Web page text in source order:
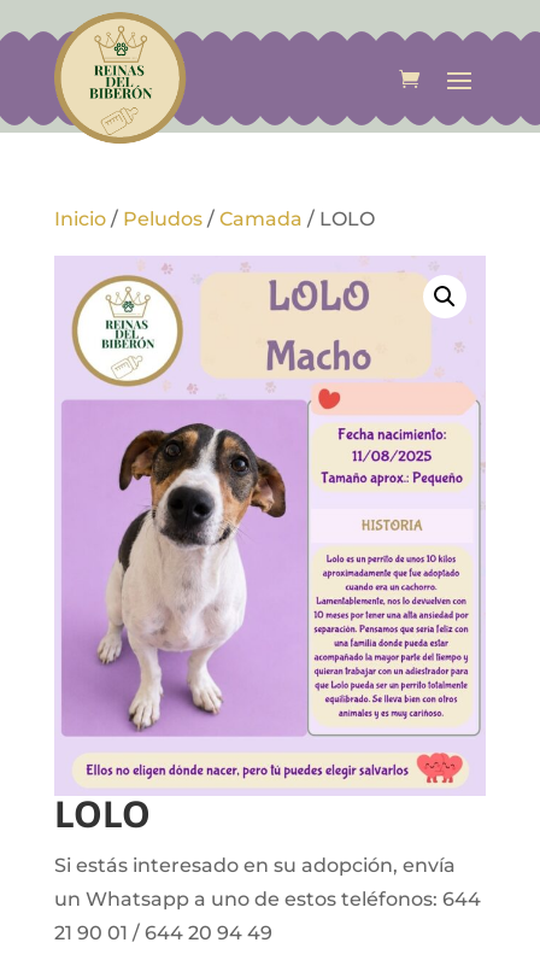
Inicio/ Peludos/ Camada / LOLO
LOLO
Si estás interesado en su adopción, envía
un Whatsapp a uno de estos teléfonos: 644
21 90 01 / 644 20 94 49